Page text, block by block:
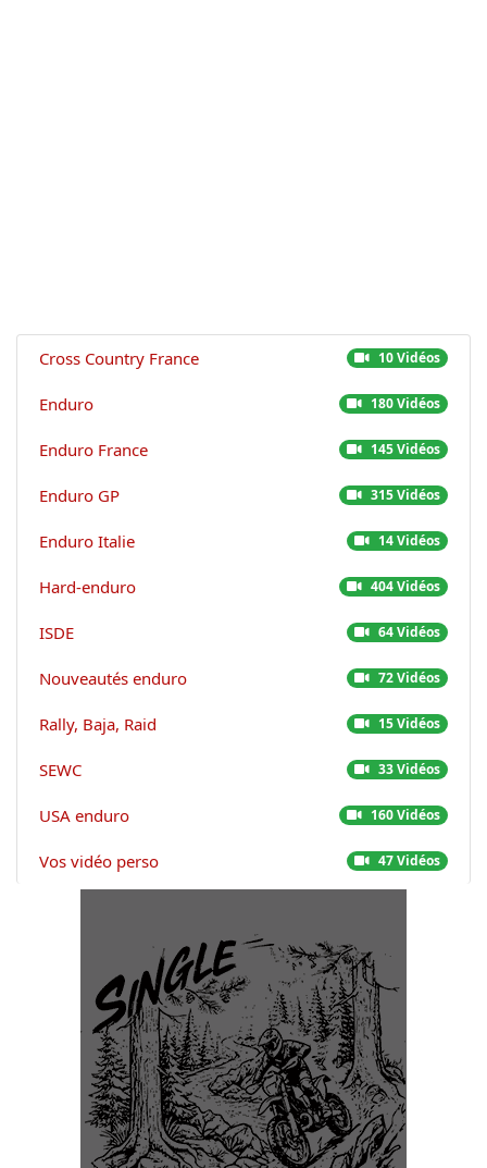
10 Vidéos
Cross Country France
180 Vidéos
Enduro
145 Vidéos
Enduro France
315 Vidéos
Enduro GP
14 Vidéos
Enduro Italie
404 Vidéos
Hard-enduro
64 Vidéos
ISDE
72 Vidéos
Nouveautés enduro
15 Vidéos
Rally, Baja, Raid
33 Vidéos
SEWC
160 Vidéos
USA enduro
47 Vidéos
Vos vidéo perso